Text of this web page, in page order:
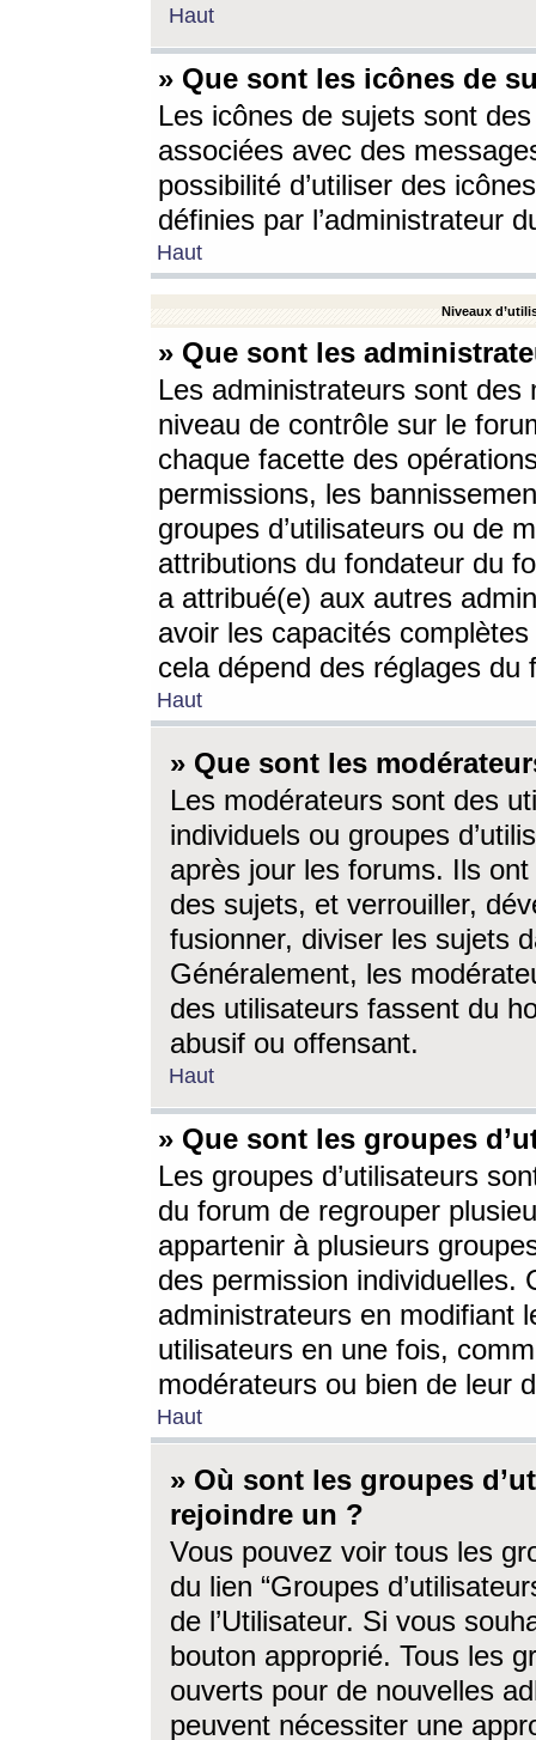
Haut
» Que sont les icônes de
Les icônes de sujets sont
associées avec des
possibilité d’utiliser des
définies par l’administrateur
Haut
Niveaux
» Que sont les
Les administrateurs sont
niveau de contrôle sur le
chaque facette des
permissions, les
groupes d’utilisateurs ou de
attributions du fondateur du
a attribué(e) aux autres
avoir les capacités
cela dépend des réglages du
Haut
» Que sont les
Les modérateurs sont des
individuels ou groupes
après jour les forums. Ils ont
des sujets, et verrouiller,
fusionner, diviser les sujets
Généralement, les
des utilisateurs fassent du
abusif ou offensant.
Haut
» Que sont les groupes
Les groupes d’utilisateurs
du forum de regrouper
appartenir à plusieurs
des permission individuelles.
administrateurs en modifiant
utilisateurs en une fois,
modérateurs ou bien de leur
Haut
» Où sont les groupes
rejoindre un ?
Vous pouvez voir tous les
du lien “Groupes
de l’Utilisateur. Si vous
bouton approprié. Tous les
ouverts pour de nouvelles
peuvent nécessiter une